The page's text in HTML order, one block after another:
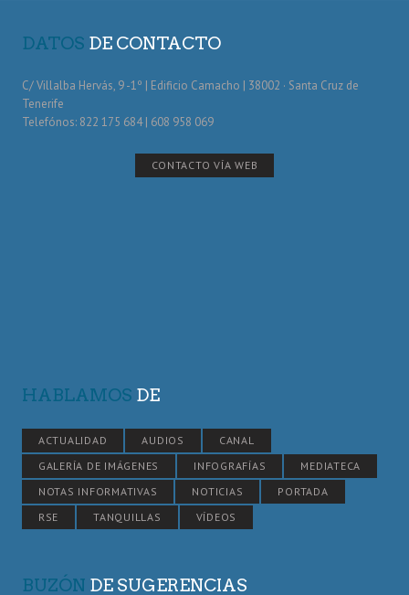
DATOS DE CONTACTO
C/ Villalba Hervás, 9 -1º | Edificio Camacho | 38002 · Santa Cruz de
Tenerife
Telefónos: 822 175 684 | 608 958 069
CONTACTO VÍA WEB
HABLAMOS DE
ACTUALIDAD AUDIOS
CANAL
GALERÍA DE IMÁGENES
INFOGRAFÍAS
MEDIATECA
NOTAS INFORMATIVAS
NOTICIAS
PORTADA
RSE
TANQUILLAS VÍDEOS
BUZÓN DE SUGERENCIAS